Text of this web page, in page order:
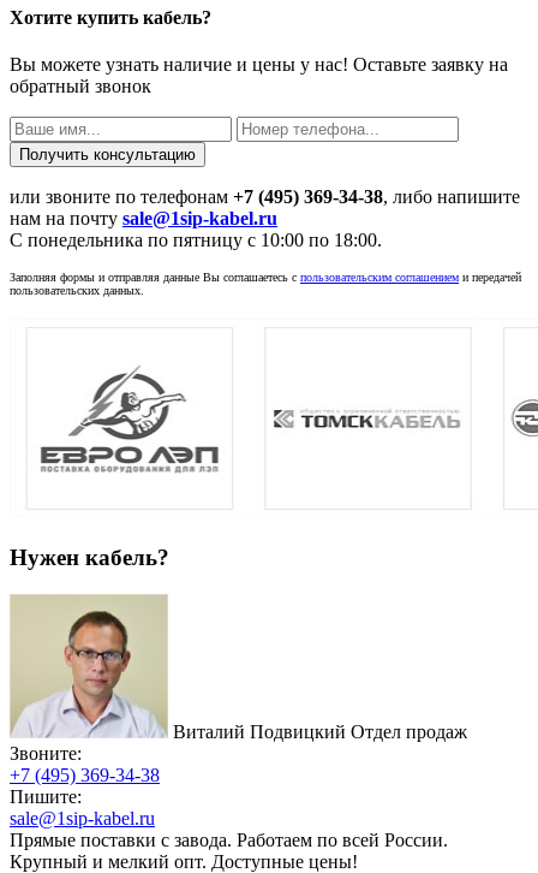
Хотите купить кабель?
Вы можете узнать наличие и цены у нас! Оставьте заявку на
обратный звонок
или звоните по телефонам +7 (495) 369-34-38, либо напишите
нам на почту sale@1sip-kabel.ru
C понедельника по пятницу с 10:00 по 18:00.
Заполняя формы и отправляя данные Вы соглашаетесь с пользовательским соглашением и передачей
пользовательских данных.
Нужен кабель?
Виталий Подвицкий Отдел продаж
Звоните:
+7 (495) 369-34-38
Пишите:
sale@1sip-kabel.ru
Прямые поставки с завода. Работаем по всей России.
Крупный и мелкий опт. Доступные цены!